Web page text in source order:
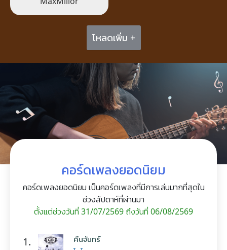
โหลดเพิ่ม +
คอร์ดเพลงยอดนิยม
คอร์ดเพลงยอดนิยม เป็นคอร์ดเพลงที่มีการเล่นมากที่สุดใน
ช่วงสัปดาห์ที่ผ่านมา
ตั้งแต่ช่วงวันที่ 31/07/2569 ถึงวันที่ 06/08/2569
1. คืนจันทร์